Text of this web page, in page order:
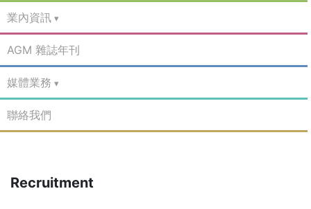
業內資訊
AGM 雜誌年刊
媒體業務
聯絡我們
Recruitment